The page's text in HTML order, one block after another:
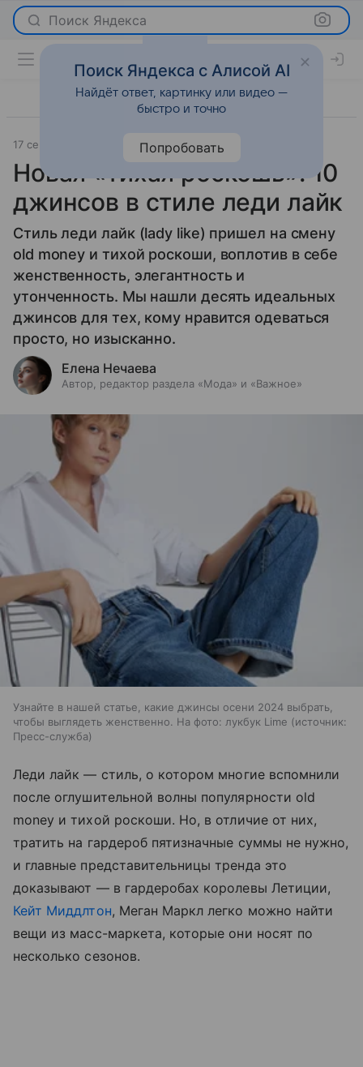
Поиск Яндекса
17 сентября 2024 Мода
Новая «тихая роскошь»: 10
джинсов в стиле леди лайк
Стиль леди лайк (lady like) пришел на смену
old money и тихой роскоши, воплотив в себе
женственность, элегантность и
утонченность. Мы нашли десять идеальных
джинсов для тех, кому нравится одеваться
просто, но изысканно.
Елена Нечаева
Автор, редактор раздела «Мода» и «Важное»
Узнайте в нашей статье, какие джинсы осени 2024 выбрать,
чтобы выглядеть женственно. На фото: лукбук Lime
источник:
Пресс-служба
Леди лайк — стиль, о котором многие вспомнили
после оглушительной волны популярности old
money и тихой роскоши. Но, в отличие от них,
тратить на гардероб пятизначные суммы не нужно,
и главные представительницы тренда это
доказывают — в гардеробах королевы Летиции,
Кейт Миддлтон, Меган Маркл легко можно найти
вещи из масс-маркета, которые они носят по
несколько сезонов.
Поиск Яндекса с Алисой AI
Найдёт ответ, картинку или видео —
быстро и точно
Попробовать